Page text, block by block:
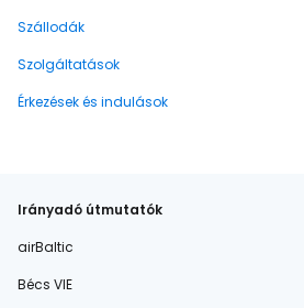
Szállodák
Szolgáltatások
Érkezések és indulások
Irányadó útmutatók
airBaltic
Bécs VIE